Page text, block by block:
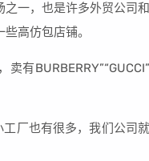
一，也是许多外贸公司和
高仿包店铺。
有BURBERRY”“GUCCI”
厂也有很多，我们公司就